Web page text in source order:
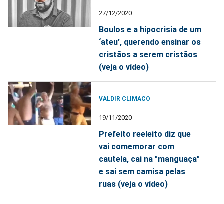
27/12/2020
Boulos e a hipocrisia de um
‘ateu’, querendo ensinar os
cristãos a serem cristãos
(veja o vídeo)
VALDIR CLIMACO
19/11/2020
Prefeito reeleito diz que
vai comemorar com
cautela, cai na "manguaça"
e sai sem camisa pelas
ruas (veja o vídeo)